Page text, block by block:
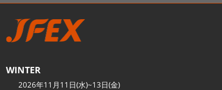
WINTER
2026年11月11日(水)~13日(金)